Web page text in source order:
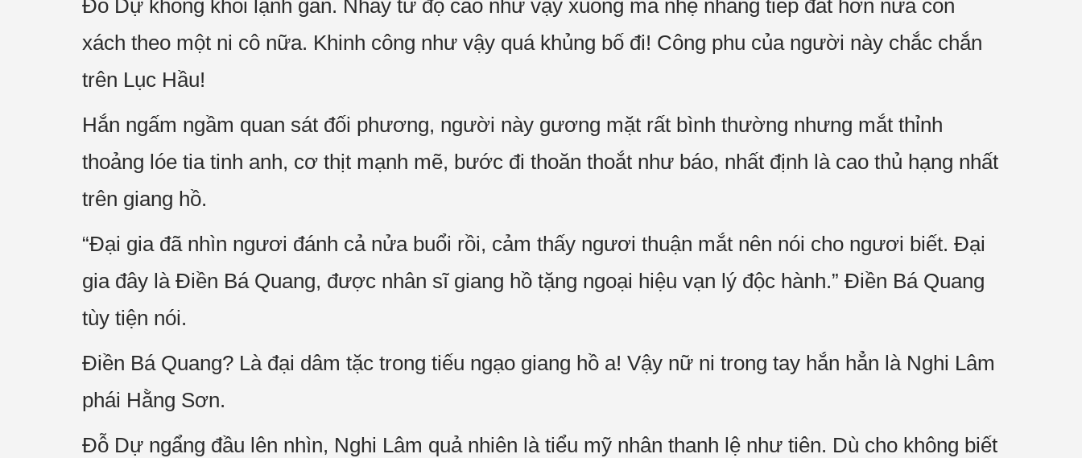
Đỗ Dự không khỏi lạnh gan. Nhảy từ độ cao như vậy xuống mà nhẹ nhàng tiếp đất hơn nữa còn
xách theo một ni cô nữa. Khinh công như vậy quá khủng bố đi! Công phu của người này chắc chắn
trên Lục Hầu!
Hắn ngấm ngầm quan sát đối phương, người này gương mặt rất bình thường nhưng mắt thỉnh
thoảng lóe tia tinh anh, cơ thịt mạnh mẽ, bước đi thoăn thoắt như báo, nhất định là cao thủ hạng nhất
trên giang hồ.
“Đại gia đã nhìn ngươi đánh cả nửa buổi rồi, cảm thấy ngươi thuận mắt nên nói cho ngươi biết. Đại
gia đây là Điền Bá Quang, được nhân sĩ giang hồ tặng ngoại hiệu vạn lý độc hành.” Điền Bá Quang
tùy tiện nói.
Điền Bá Quang? Là đại dâm tặc trong tiếu ngạo giang hồ a! Vậy nữ ni trong tay hắn hẳn là Nghi Lâm
phái Hằng Sơn.
Đỗ Dự ngẩng đầu lên nhìn, Nghi Lâm quả nhiên là tiểu mỹ nhân thanh lệ như tiên. Dù cho không biết